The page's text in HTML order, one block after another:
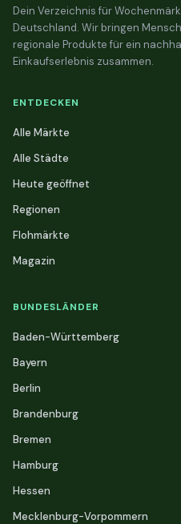
Dein Verzeichnis für
Deutschland. Wir bringen
regionale Produkte für ein
Einkaufserlebnis zusammen.
ENTDECKEN
Alle Märkte
Alle Städte
Heute geöffnet
Regionen
Flohmärkte
Magazin
BUNDESLÄNDER
Baden-Württemberg
Bayern
Berlin
Brandenburg
Bremen
Hamburg
Hessen
Mecklenburg-Vorpommern